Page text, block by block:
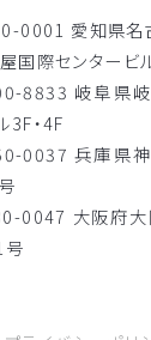
愛知県名
国際センタービ
8833 岐阜県岐
・4F
0037 兵庫県神
0047 大阪府大
号